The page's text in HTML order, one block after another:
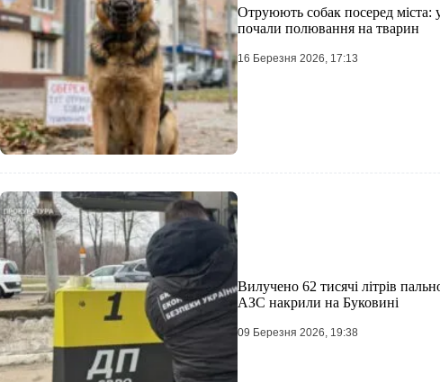
Отруюють собак посеред міста:
почали полювання на тварин
16 Березня 2026, 17:13
Вилучено 62 тисячі літрів
АЗС накрили на Буковині
09 Березня 2026, 19:38